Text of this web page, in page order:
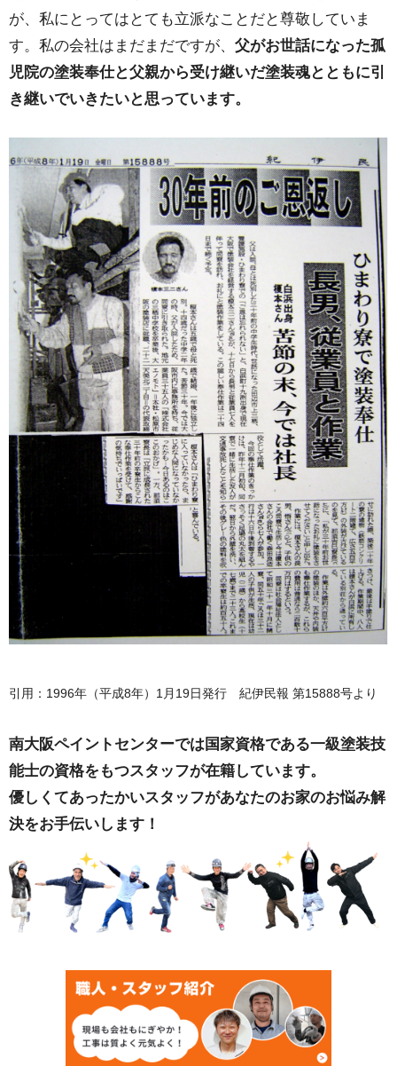
が、私にとってはとても立派なことだと尊敬していま
す。私の会社はまだまだですが、 父がお世話になった孤
児院の塗装奉仕と父親から受け継いだ塗装魂とともに引
き継いでいきたいと思っています。
引用：1996年（平成8年）1月19日発行 紀伊民報 第15888号より
南大阪ペイントセンターでは国家資格である一級塗装技
能士の資格をもつスタッフが在籍しています。
優しくてあったかいスタッフがあなたのお家のお悩み解
決をお手伝いします！